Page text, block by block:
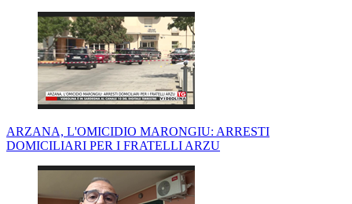
ARZANA, L'OMICIDIO MARONGIU: ARRESTI
DOMICILIARI PER I FRATELLI ARZU